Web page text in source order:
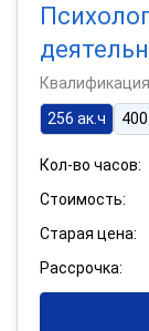
256 ак.ч
Кол-во часов:
Стоимость:
Старая цена:
Рассрочка: